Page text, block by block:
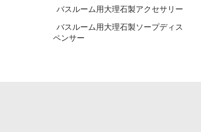
バスルーム用大理石製アクセサリー
バスルーム用大理石製ソープディス
ペンサー